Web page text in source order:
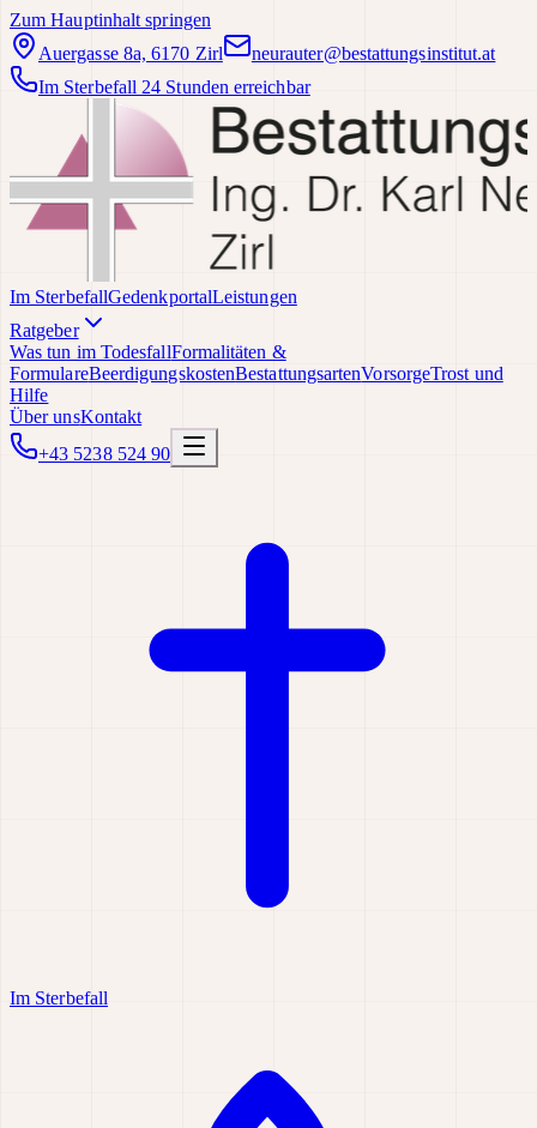
Zum Hauptinhalt springen
Auergasse 8a, 6170 Zirl
neurauter@bestattungsinstitut.at
Im Sterbefall 24 Stunden erreichbar
Im SterbefallGedenkportalLeistungen
Ratgeber
Was tun im TodesfallFormalitäten &
FormulareBeerdigungskostenBestattungsartenVorsorgeTrost und
Hilfe
Über unsKontakt
+43 5238 524 90
Im Sterbefall